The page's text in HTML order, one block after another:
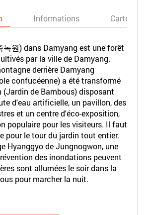
Informations Carte
녹원) dans Damyang est une forêt
par la ville de Damyang.
derrière Damyang
confucéenne) a été transformé
(Jardin de Bambous) disposant
d'eau artificielle, un pavillon, des
et un centre d'éco-exposition,
populaire pour les visiteurs. Il faut
pour le tour du jardin tout entier.
Hyanggyo de Jungnogwon, une
des inondations peuvent
sont allumées le soir dans la
pour marcher la nuit.